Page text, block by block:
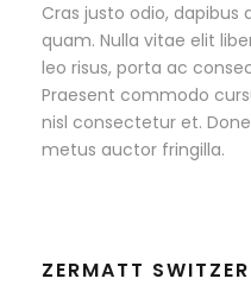
Cras justo odio, dapibus
quam. Nulla vitae elit
leo risus, porta ac
Praesent commodo
nisl consectetur et.
metus auctor fringilla.
ZERMATT